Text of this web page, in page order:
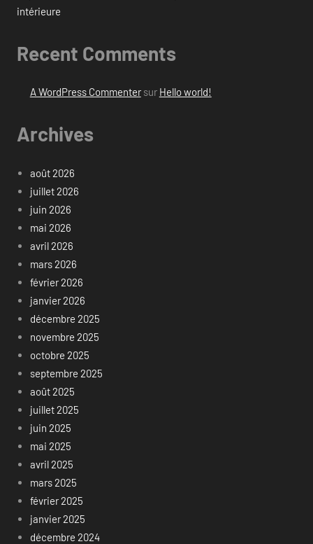
intérieure
Recent Comments
A WordPress Commentersur Hello world!
Archives
août 2026
juillet 2026
juin 2026
mai 2026
avril 2026
mars 2026
février 2026
janvier 2026
décembre 2025
novembre 2025
octobre 2025
septembre 2025
août 2025
juillet 2025
juin 2025
mai 2025
avril 2025
mars 2025
février 2025
janvier 2025
décembre 2024